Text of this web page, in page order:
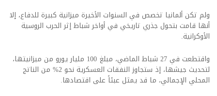
ولم تكن ألمانيا تخصص في السنوات الأخيرة ميزانية كبيرة للدفاع، إلا
أنها قامت بتحول جذري تاريخي في أواخر شباط إثر الحرب الروسية
الأوكرانية.
واقتطعت في 27 شباط الماضي، مبلغ 100 مليار يورو من ميزانيتها،
لتحديث جيشها، إذ ستجاوز النفقات العسكرية نحو 2% من الناتج
المحلي الإجمالي، ما قد يمثل عبئاً على اقتصادها.